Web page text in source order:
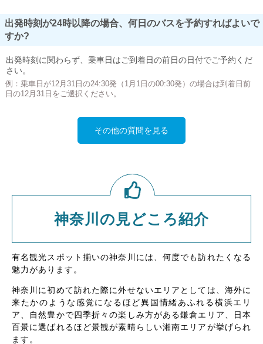
出発時刻が24時以降の場合、何日のバスを予約すればよいで
すか?
出発時刻に関わらず、乗車日はご到着日の前日の日付でご予約くだ
さい。
例：乗車日が12月31日の24:30発（1月1日の00:30発）の場合は到着日前
日の12月31日をご選択ください。
その他の質問を見る
神奈川の見どころ紹介
有名観光スポット揃いの神奈川には、何度でも訪れたくなる
魅力があります。
神奈川に初めて訪れた際に外せないエリアとしては、海外に
来たかのような感覚になるほど異国情緒あふれる横浜エリ
ア、自然豊かで四季折々の楽しみ方がある鎌倉エリア、日本
百景に選ばれるほど景観が素晴らしい湘南エリアが挙げられ
ます。